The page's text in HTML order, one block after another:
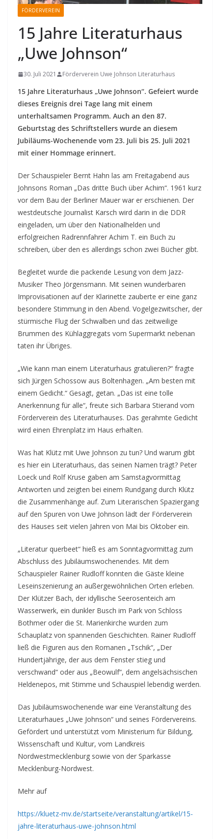
FÖRDERVEREIN
15 Jahre Literaturhaus
„Uwe Johnson“
30. Juli 2021 Förderverein Uwe Johnson Literaturhaus
15 Jahre Literaturhaus „Uwe Johnson“. Gefeiert wurde
dieses Ereignis drei Tage lang mit einem
unterhaltsamen Programm. Auch an den 87.
Geburtstag des Schriftstellers wurde an diesem
Jubiläums-Wochenende vom 23. Juli bis 25. Juli 2021
mit einer Hommage erinnert.
Der Schauspieler Bernt Hahn las am Freitagabend aus
Johnsons Roman „Das dritte Buch über Achim“. 1961 kurz
vor dem Bau der Berliner Mauer war er erschienen. Der
westdeutsche Journalist Karsch wird darin in die DDR
eingeladen, um über den Nationalhelden und
erfolgreichen Radrennfahrer Achim T. ein Buch zu
schreiben, über den es allerdings schon zwei Bücher gibt.
Begleitet wurde die packende Lesung von dem Jazz-
Musiker Theo Jörgensmann. Mit seinen wunderbaren
Improvisationen auf der Klarinette zauberte er eine ganz
besondere Stimmung in den Abend. Vogelgezwitscher, der
stürmische Flug der Schwalben und das zeitweilige
Brummen des Kühlaggregats vom Supermarkt nebenan
taten ihr Übriges.
„Wie kann man einem Literaturhaus gratulieren?“ fragte
sich Jürgen Schossow aus Boltenhagen. „Am besten mit
einem Gedicht.“ Gesagt, getan. „Das ist eine tolle
Anerkennung für alle“, freute sich Barbara Stierand vom
Förderverein des Literaturhauses. Das gerahmte Gedicht
wird einen Ehrenplatz im Haus erhalten.
Was hat Klütz mit Uwe Johnson zu tun? Und warum gibt
es hier ein Literaturhaus, das seinen Namen trägt? Peter
Loeck und Rolf Kruse gaben am Samstagvormittag
Antworten und zeigten bei einem Rundgang durch Klütz
die Zusammenhänge auf. Zum Literarischen Spaziergang
auf den Spuren von Uwe Johnson lädt der Förderverein
des Hauses seit vielen Jahren von Mai bis Oktober ein.
„Literatur querbeet“ hieß es am Sonntagvormittag zum
Abschluss des Jubiläumswochenendes. Mit dem
Schauspieler Rainer Rudloff konnten die Gäste kleine
Leseinszenierung an außergewöhnlichen Orten erleben.
Der Klützer Bach, der idyllische Seerosenteich am
Wasserwerk, ein dunkler Busch im Park von Schloss
Bothmer oder die St. Marienkirche wurden zum
Schauplatz von spannenden Geschichten. Rainer Rudloff
ließ die Figuren aus den Romanen „Tschik“, „Der
Hundertjährige, der aus dem Fenster stieg und
verschwand“ oder aus „Beowulf“, dem angelsächsischen
Heldenepos, mit Stimme und Schauspiel lebendig werden.
Das Jubiläumswochenende war eine Veranstaltung des
Literaturhaues „Uwe Johnson“ und seines Fördervereins.
Gefördert und unterstützt vom Ministerium für Bildung,
Wissenschaft und Kultur, vom Landkreis
Nordwestmecklenburg sowie von der Sparkasse
Mecklenburg-Nordwest.
Mehr auf
https://kluetz-mv.de/startseite/veranstaltung/artikel/15-
jahre-literaturhaus-uwe-johnson.html